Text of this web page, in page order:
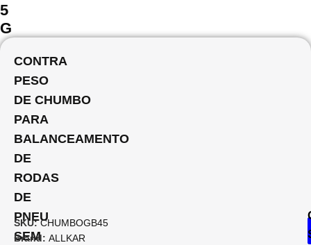
5
G
CONTRA
PESO
DE CHUMBO
PARA
BALANCEAMENTO
DE
RODAS
DE
PNEU
SEM
SKU:CHUMBOGB45
Brand: ALLKAR